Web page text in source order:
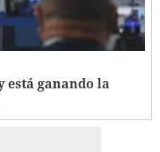
está ganando la